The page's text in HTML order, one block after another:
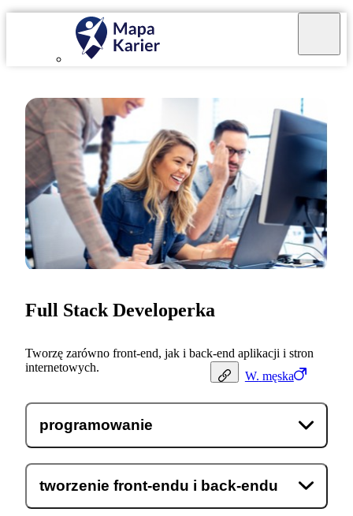
W. męska
Full Stack Developerka
Tworzę zarówno front-end, jak i back-end aplikacji i stron
internetowych.
programowanie
tworzenie front-endu i back-endu